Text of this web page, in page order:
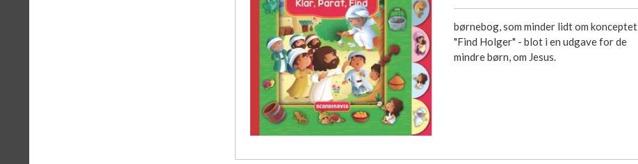
børnebog, som minder lidt om konceptet
"Find Holger" - blot i en udgave for de
mindre børn, om Jesus.